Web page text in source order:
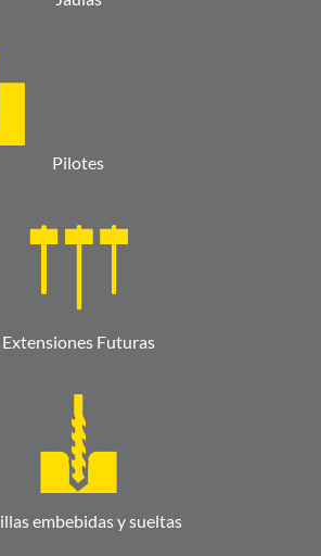
Pilotes
Extensiones Futuras
embebidas y sueltas